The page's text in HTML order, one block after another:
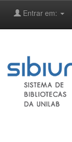
Entrar em: